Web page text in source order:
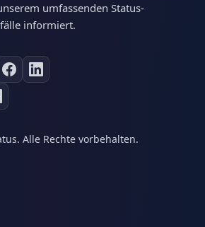
umfassenden Status-
informiert.
Alle Rechte vorbehalten.